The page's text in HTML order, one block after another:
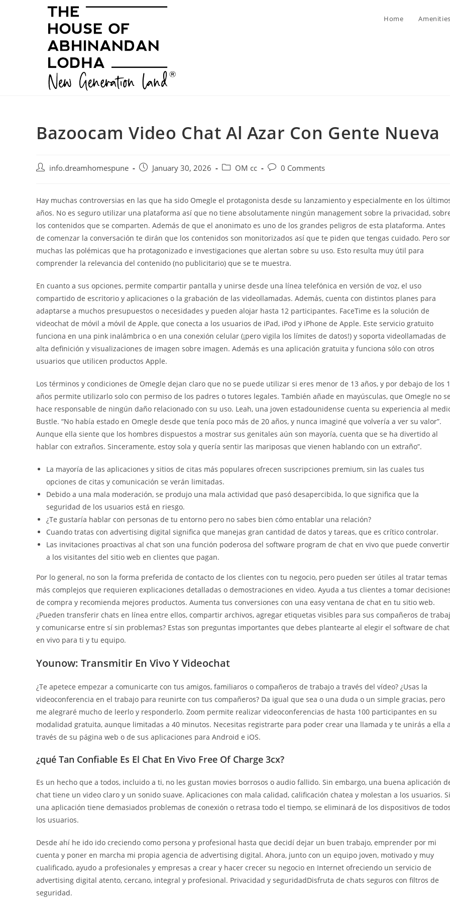
Home
Bazoocam Video Chat Al Azar Con Gente Nueva
Post info.dreamhomespune
Post January 30, 2026
Post OM cc
Post0 Comments
Hay muchas controversias en las que ha sido Omegle el protagonista desde su lanzamiento y especialmente en los
años. No es seguro utilizar una plataforma así que no tiene absolutamente ningún management sobre la privacidad,
los contenidos que se comparten. Además de que el anonimato es uno de los grandes peligros de esta plataforma. Antes
de comenzar la conversación te dirán que los contenidos son monitorizados así que te piden que tengas cuidado. Pero
muchas las polémicas que ha protagonizado e investigaciones que alertan sobre su uso. Esto resulta muy útil para
comprender la relevancia del contenido (no publicitario) que se te muestra.
En cuanto a sus opciones, permite compartir pantalla y unirse desde una línea telefónica en versión de voz, el uso
compartido de escritorio y aplicaciones o la grabación de las videollamadas. Además, cuenta con distintos planes para
adaptarse a muchos presupuestos o necesidades y pueden alojar hasta 12 participantes. FaceTime es la solución de
videochat de móvil a móvil de Apple, que conecta a los usuarios de iPad, iPod y iPhone de Apple. Este servicio gratuito
funciona en una pink inalámbrica o en una conexión celular (¡pero vigila los límites de datos!) y soporta videollamadas de
alta definición y visualizaciones de imagen sobre imagen. Además es una aplicación gratuita y funciona sólo con otros
usuarios que utilicen productos Apple.
Los términos y condiciones de Omegle dejan claro que no se puede utilizar si eres menor de 13 años, y por debajo de los
años permite utilizarlo solo con permiso de los padres o tutores legales. También añade en mayúsculas, que Omegle no
hace responsable de ningún daño relacionado con su uso. Leah, una joven estadounidense cuenta su experiencia al
Bustle. “No había estado en Omegle desde que tenía poco más de 20 años, y nunca imaginé que volvería a ver su valor”.
Aunque ella siente que los hombres dispuestos a mostrar sus genitales aún son mayoría, cuenta que se ha divertido al
hablar con extraños. Sinceramente, estoy sola y quería sentir las mariposas que vienen hablando con un extraño”.
La mayoría de las aplicaciones y sitios de citas más populares ofrecen suscripciones premium, sin las cuales tus
opciones de citas y comunicación se verán limitadas.
Debido a una mala moderación, se produjo una mala actividad que pasó desapercibida, lo que significa que la
seguridad de los usuarios está en riesgo.
¿Te gustaría hablar con personas de tu entorno pero no sabes bien cómo entablar una relación?
Cuando tratas con advertising digital significa que manejas gran cantidad de datos y tareas, que es crítico controlar.
Las invitaciones proactivas al chat son una función poderosa del software program de chat en vivo que puede convertir
a los visitantes del sitio web en clientes que pagan.
Por lo general, no son la forma preferida de contacto de los clientes con tu negocio, pero pueden ser útiles al tratar temas
más complejos que requieren explicaciones detalladas o demostraciones en video. Ayuda a tus clientes a tomar
de compra y recomienda mejores productos. Aumenta tus conversiones con una easy ventana de chat en tu sitio web.
¿Pueden transferir chats en línea entre ellos, compartir archivos, agregar etiquetas visibles para sus compañeros de
y comunicarse entre sí sin problemas? Estas son preguntas importantes que debes plantearte al elegir el software de chat
en vivo para ti y tu equipo.
Younow: Transmitir En Vivo Y Videochat
¿Te apetece empezar a comunicarte con tus amigos, familiaros o compañeros de trabajo a través del vídeo? ¿Usas la
videoconferencia en el trabajo para reunirte con tus compañeros? Da igual que sea o una duda o un simple gracias, pero
me alegraré mucho de leerlo y responderlo. Zoom permite realizar videoconferencias de hasta 100 participantes en su
modalidad gratuita, aunque limitadas a 40 minutos. Necesitas registrarte para poder crear una llamada y te unirás a ella
través de su página web o de sus aplicaciones para Android e iOS.
¿qué Tan Confiable Es El Chat En Vivo Free Of Charge 3cx?
Es un hecho que a todos, incluido a ti, no les gustan movies borrosos o audio fallido. Sin embargo, una buena aplicación
chat tiene un video claro y un sonido suave. Aplicaciones con mala calidad, calificación chatea y molestan a los usuarios. Si
una aplicación tiene demasiados problemas de conexión o retrasa todo el tiempo, se eliminará de los dispositivos de
los usuarios.
Desde ahí he ido ido creciendo como persona y profesional hasta que decidí dejar un buen trabajo, emprender por mi
cuenta y poner en marcha mi propia agencia de advertising digital. Ahora, junto con un equipo joven, motivado y muy
cualificado, ayudo a profesionales y empresas a crear y hacer crecer su negocio en Internet ofreciendo un servicio de
advertising digital atento, cercano, integral y profesional. Privacidad y seguridadDisfruta de chats seguros con filtros de
seguridad.